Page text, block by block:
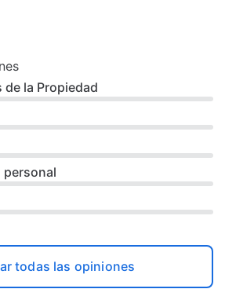
la Propiedad
personal
todas las opiniones